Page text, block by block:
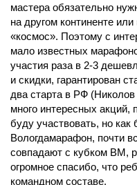
мастера обязательно
на другом континенте
«космос». Поэтому с
мало известных
участия раза в 2-3
и скидки, гарантирован
два старта в РФ
много интересных
буду участвовать, но как
Вологдамарафон, почти
совпадают с кубком ВМ,
огромное спасибо, что
командном составе.